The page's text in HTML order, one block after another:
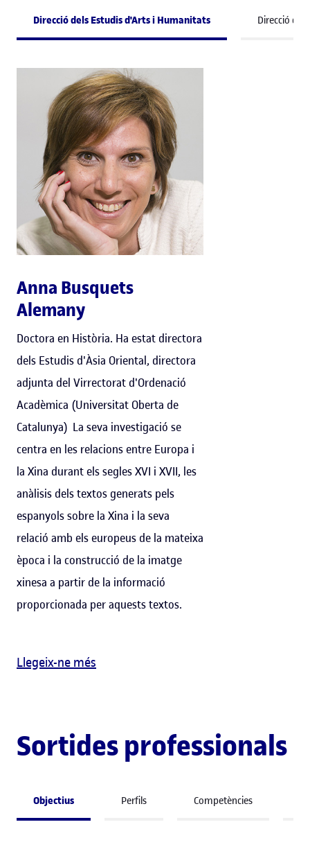
Direcció dels Estudis d'Arts i Humanitats Direcció de
Anna Busquets
Alemany
Doctora en Història. Ha estat directora
dels Estudis d'Àsia Oriental, directora
adjunta del Virrectorat d'Ordenació
Acadèmica (Universitat Oberta de
Catalunya) La seva investigació se
centra en les relacions entre Europa i
la Xina durant els segles XVI i XVII, les
anàlisis dels textos generats pels
espanyols sobre la Xina i la seva
relació amb els europeus de la mateixa
època i la construcció de la imatge
xinesa a partir de la informació
proporcionada per aquests textos.
Llegeix-ne més
Sortides professionals
Objectius Perfils Competències